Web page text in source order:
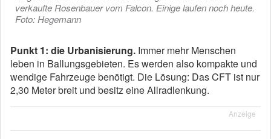
verkaufte Rosenbauer vom Falcon. Einige laufen noch heute.
Foto: Hegemann
Punkt 1: die Urbanisierung. Immer mehr Menschen
leben in Ballungsgebieten. Es werden also kompakte und
wendige Fahrzeuge benötigt. Die Lösung: Das CFT ist nur
2,30 Meter breit und besitz eine Allradlenkung.
Anzeige